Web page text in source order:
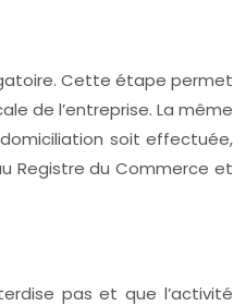
Cette étape permet
de l’entreprise. La même
soit effectuée,
Registre du Commerce et
pas et que l’activité